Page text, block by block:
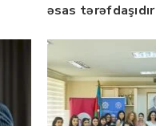
əsas tərəfdaşıdır